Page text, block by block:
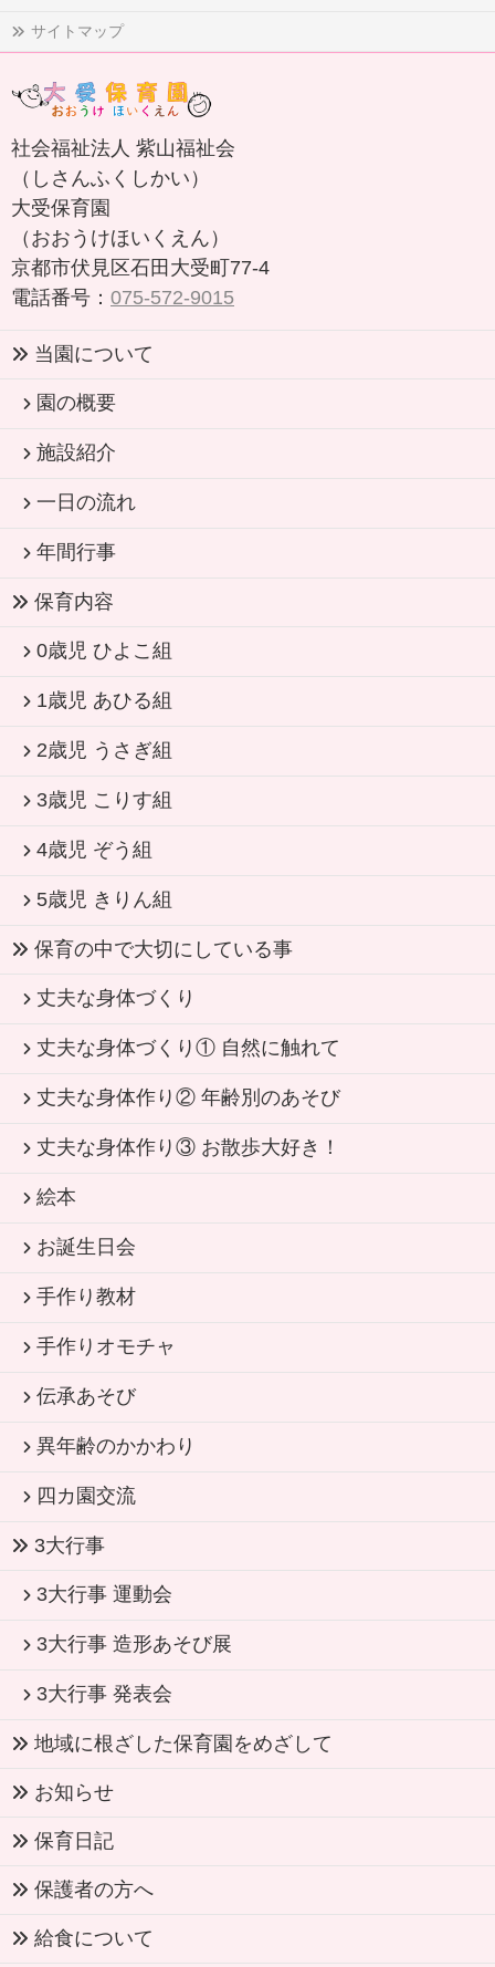
サイトマップ
社会福祉法人 紫山福祉会
（しさんふくしかい）
大受保育園
（おおうけほいくえん）
京都市伏見区石田大受町77-4
電話番号： 075-572-9015
当園について
園の概要
施設紹介
一日の流れ
年間行事
保育内容
0歳児 ひよこ組
1歳児 あひる組
2歳児 うさぎ組
3歳児 こりす組
4歳児 ぞう組
5歳児 きりん組
保育の中で大切にしている事
丈夫な身体づくり
丈夫な身体づくり① 自然に触れて
丈夫な身体作り② 年齢別のあそび
丈夫な身体作り③ お散歩大好き！
絵本
お誕生日会
手作り教材
手作りオモチャ
伝承あそび
異年齢のかかわり
四カ園交流
3大行事
3大行事 運動会
3大行事 造形あそび展
3大行事 発表会
地域に根ざした保育園をめざして
お知らせ
保育日記
保護者の方へ
給食について